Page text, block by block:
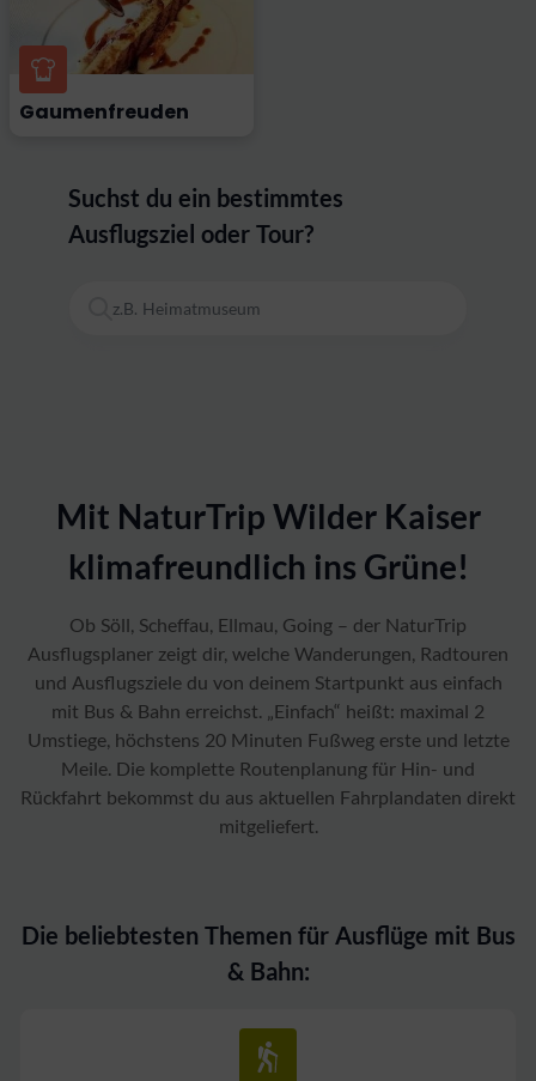
Gaumenfreuden
Suchst du ein bestimmtes
Ausflugsziel oder Tour?
z.B. Heimatmuseum
Mit NaturTrip Wilder Kaiser
klimafreundlich ins Grüne!
Ob Söll, Scheffau, Ellmau, Going – der NaturTrip
Ausflugsplaner zeigt dir, welche Wanderungen, Radtouren
und Ausflugsziele du von deinem Startpunkt aus einfach
mit Bus & Bahn erreichst. „Einfach“ heißt: maximal 2
Umstiege, höchstens 20 Minuten Fußweg erste und letzte
Meile. Die komplette Routenplanung für Hin- und
Rückfahrt bekommst du aus aktuellen Fahrplandaten direkt
mitgeliefert.
Die beliebtesten Themen für Ausflüge mit Bus
& Bahn: